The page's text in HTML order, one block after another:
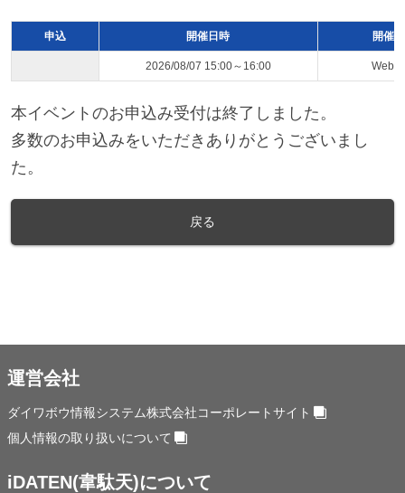
申込 開催日時 開催
2026/08/07 15:00～16:00 Web
本イベントのお申込み受付は終了しました。
多数のお申込みをいただきありがとうございまし
た。
戻る
運営会社
ダイワボウ情報システム株式会社コーポレートサイト
個人情報の取り扱いについて
iDATEN(韋駄天)について